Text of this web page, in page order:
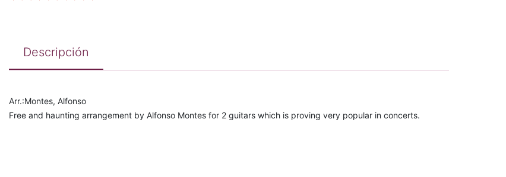
Descripción
Arr.:Montes, Alfonso
Free and haunting arrangement by Alfonso Montes for 2 guitars which is proving very popular in concerts.